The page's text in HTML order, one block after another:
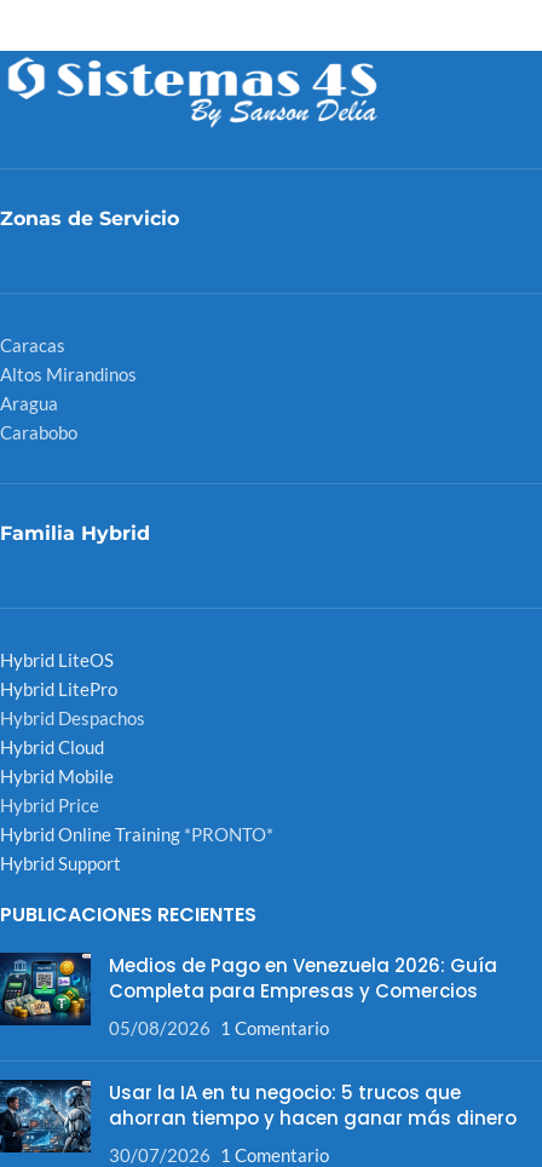
Zonas de Servicio
Caracas
Altos Mirandinos
Aragua
Carabobo
Familia Hybrid
Hybrid LiteOS
Hybrid LitePro
Hybrid Despachos
Hybrid Cloud
Hybrid Mobile
Hybrid Price
Hybrid Online Training *PRONTO*
Hybrid Support
PUBLICACIONES RECIENTES
Medios de Pago en Venezuela 2026: Guía
Completa para Empresas y Comercios
05/08/2026 1 Comentario
Usar la IA en tu negocio: 5 trucos que
ahorran tiempo y hacen ganar más dinero
30/07/2026 1 Comentario